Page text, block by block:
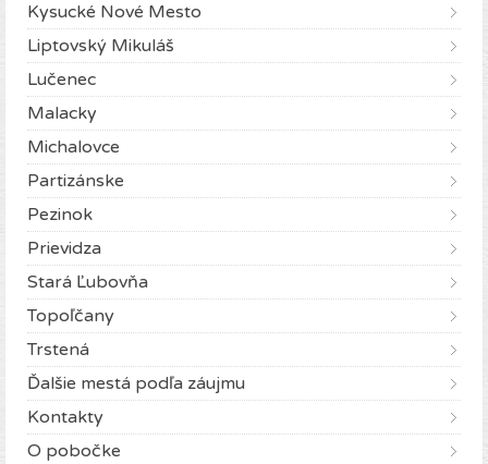
Kysucké Nové Mesto
Liptovský Mikuláš
Lučenec
Malacky
Michalovce
Partizánske
Pezinok
Prievidza
Stará Ľubovňa
Topoľčany
Trstená
Ďalšie mestá podľa záujmu
Kontakty
O pobočke